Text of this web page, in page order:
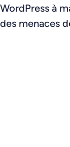
WordPress à
des menaces